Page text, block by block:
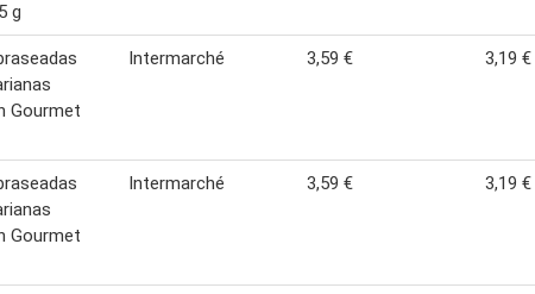
g
Gourmet
Intermarché 3,59 € 3,19 €
Gourmet
Intermarché 3,59 € 3,19 €